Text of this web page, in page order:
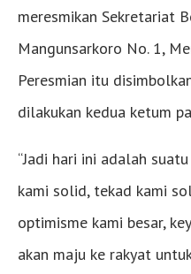
meresmikan Sekretariat
Mangunsarkoro No. 1,
Peresmian itu
dilakukan kedua ketum
“Jadi hari ini adalah
kami solid, tekad kami
optimisme kami besar,
akan maju ke rakyat